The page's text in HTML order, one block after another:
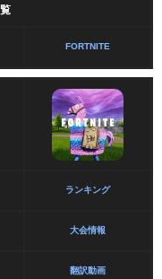
FORTNITE
ランキング
大会情報
翻訳動画